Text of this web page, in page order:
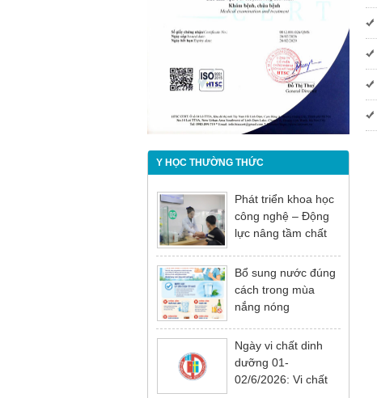
Y HỌC THƯỜNG THỨC
Phát triển khoa học
công nghệ – Động
lực nâng tầm chất
bệnh
Bổ sung nước đúng
cách trong mùa
nắng nóng
Ngày vi chất dinh
dưỡng 01-
02/6/2026: Vi chất